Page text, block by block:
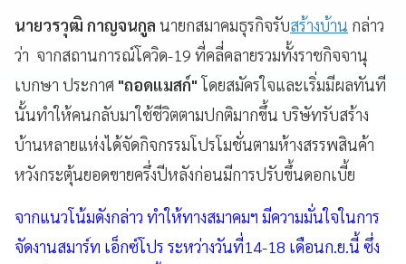
นายวรวุฒิ กาญจนกูล นายกสมาคมธุรกิจรับสร้างบ้าน กล่าว
ว่า จากสถานการณ์โควิด-19 ที่คลี่คลายรวมทั้งราชกิจจานุ
เบกษา ประกาศ "ถอดแมสก์"โดยสมัครใจและเริ่มมีผลทันที
นั้นทำให้คนกลับมาใช้ชีวิตตามปกติมากขึ้น บริษัทรับสร้าง
บ้านหลายแห่งได้จัดกิจกรรมโปรโมชั่นตามห้างสรรพสินค้า
หวังกระตุ้นยอดขายครึ่งปีหลังก่อนมีการปรับขึ้นดอกเบี้ย
จากแนวโน้มดังกล่าว ทำให้ทางสมาคมฯ มีความมั่นใจในการ
จัดงานสมาร์ท เอ็กซ์โปร ระหว่างวันที่14-18 เดือนก.ย.นี้ ซึ่ง